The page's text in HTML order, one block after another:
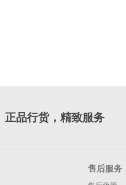
正品行货，精致服务
售后服务